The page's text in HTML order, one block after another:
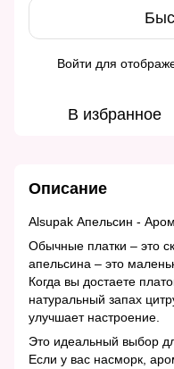
Войти для
В избранное
Описание
Alsupak Апельсин -
Обычные платки – это
апельсина – это
Когда вы достаете
натуральный запах
улучшает настроение.
Это идеальный выбор
Если у вас насморк,